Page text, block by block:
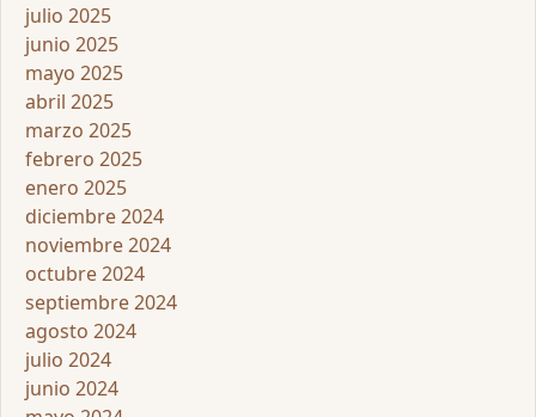
julio 2025
junio 2025
mayo 2025
abril 2025
marzo 2025
febrero 2025
enero 2025
diciembre 2024
noviembre 2024
octubre 2024
septiembre 2024
agosto 2024
julio 2024
junio 2024